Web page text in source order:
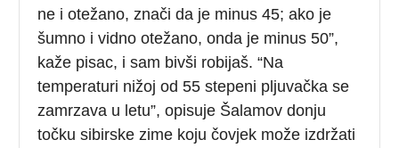
ne i otežano, znači da je minus 45; ako je
šumno i vidno otežano, onda je minus 50”,
kaže pisac, i sam bivši robijaš. “Na
temperaturi nižoj od 55 stepeni pljuvačka se
zamrzava u letu”, opisuje Šalamov donju
točku sibirske zime koju čovjek može izdržati